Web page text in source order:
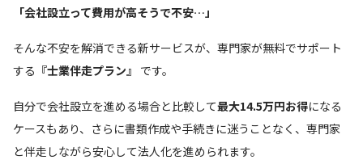
「会社設立って費用が高そうで不安…」
そんな不安を解消できる新サービスが、専門家が無料でサポート
する 『士業伴走プラン』 です。
自分で会社設立を進める場合と比較して最大14.5万円お得になる
ケースもあり、さらに書類作成や手続きに迷うことなく、専門家
と伴走しながら安心して法人化を進められます。